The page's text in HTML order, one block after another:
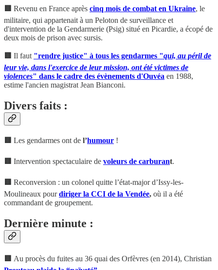
Revenu en France après cinq mois de combat en Ukraine, le
militaire, qui appartenait à un Peloton de surveillance et
d'intervention de la Gendarmerie (Psig) situé en Picardie, a écopé de
deux mois de prison avec sursis.
Il faut "rendre justice" à tous les gendarmes "qui, au péril de
leur vie, dans l'exercice de leur mission, ont été victimes de
violences" dans le cadre des évènements d'Ouvéa en 1988,
estime l'ancien magistrat Jean Bianconi.
Divers faits :
Les gendarmes ont de l’humour !
Intervention spectaculaire de voleurs de carburant.
Reconversion : un colonel quitte l’état-major d’Issy-les-
Moulineaux pourdiriger la CCI de la Vendée, où il a été
commandant de groupement.
Dernière minute :
Au procès du fuites au 36 quai des Orfèvres (en 2014), Christian